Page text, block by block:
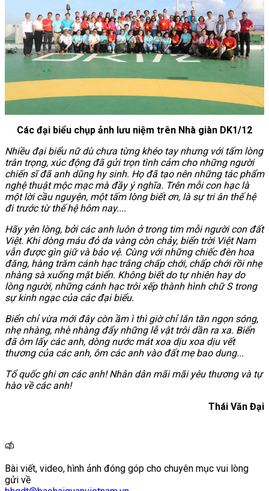
Các đại biểu chụp ảnh lưu niệm trên Nhà giàn DK1/12
Nhiều đại biểu nữ dù chưa từng khéo tay nhưng với tấm lòng
trân trọng, xúc động đã gửi trọn tình cảm cho những người
chiến sĩ đã anh dũng hy sinh. Họ đã tạo nên những tác phẩm
nghệ thuật mộc mạc mà đầy ý nghĩa. Trên mỗi con hạc là
một lời cầu nguyện, một tấm lòng biết ơn, là sự tri ân thế hệ
đi trước từ thế hệ hôm nay....
Hãy yên lòng, bởi các anh luôn ở trong tim mỗi người con đất
Việt. Khi dòng máu đỏ da vàng còn chảy, biển trời Việt Nam
vẫn được gìn giữ và bảo vệ. Cùng với những chiếc đèn hoa
đăng, hàng trăm cánh hạc trắng chấp chới, chấp chới rồi nhẹ
nhàng sà xuống mặt biển. Không biết do tự nhiên hay do
lòng người, những cánh hạc trôi xếp thành hình chữ S trong
sự kinh ngạc của các đại biểu.
Biển chỉ vừa mới đây còn ầm ì thì giờ chỉ lăn tăn ngọn sóng,
nhẹ nhàng, nhè nhàng đẩy những lễ vật trôi dần ra xa. Biển
đã ôm lấy các anh, dòng nước mát xoa dịu xoa dịu vết
thương của các anh, ôm các anh vào đất mẹ bao dung...
Tổ quốc ghi ơn các anh! Nhân dân mãi mãi yêu thương và tự
hào về các anh!
Thái Văn Đại
Bài viết, video, hình ảnh đóng góp cho chuyên mục vui lòng
gửi về